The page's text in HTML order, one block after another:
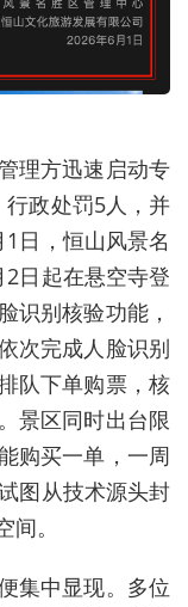
理方迅速启动专
政处罚5人，并
日，恒山风景名
日起在悬空寺登
识别核验功能，
次完成人脸识别
队下单购票，核
景区同时出台限
购买一单，一周
图从技术源头封
。
集中显现。多位